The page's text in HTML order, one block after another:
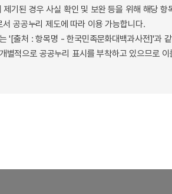
기된 경우 사실 확인 및 보완 등을 위해 해당
공공누리 제도에 따라 이용 가능합니다.
'[출처 : 항목명 - 한국민족문화대백과사전]'과
별적으로 공공누리 표시를 부착하고 있으므로